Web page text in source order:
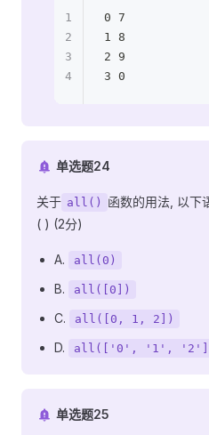
0 7
1 8
2 9
3 0
单选题24
关于 all()
函数的用法, 以下
( ) (2分)
A. all(0)
B. all([0])
C. all([0, 1, 2])
D. all(['0', '1',
单选题25